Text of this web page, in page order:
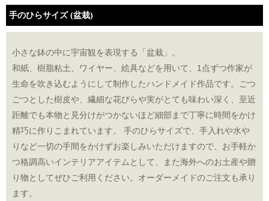
手のひらサイズ (盆栽)
小さな鉢の中に宇宙観を表現する「盆栽」。
和紙、樹脂粘土、ワイヤー、絵具などを用いて、1点ずつ作家が
生命を吹き込むようにして制作したハンドメイド作品です。ごつ
ごつとした樹皮や、繊細な花びらや実がとても味わい深く、至近
距離でも本物と見分けがつかないほど細部まで丁寧に時間をかけ
精巧に作りこまれています。 手のひらサイズで、手入れや水や
りなど一切の手間をかけずお楽しみいただけますので、お手軽か
つ格調高いインテリアアイテムとして、また海外へのお土産や贈
り物としてぜひご利用ください。オーダーメイドのご注文も承り
ます。